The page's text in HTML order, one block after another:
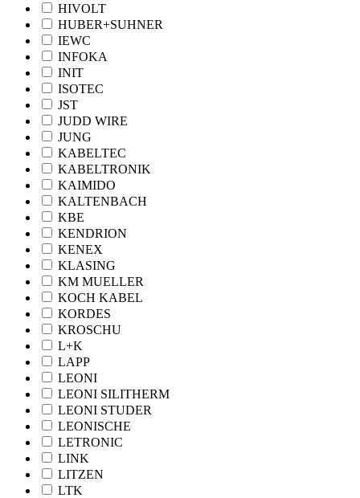
HIVOLT
HUBER+SUHNER
IEWC
INFOKA
INIT
ISOTEC
JST
JUDD WIRE
JUNG
KABELTEC
KABELTRONIK
KAIMIDO
KALTENBACH
KBE
KENDRION
KENEX
KLASING
KM MUELLER
KOCH KABEL
KORDES
KROSCHU
L+K
LAPP
LEONI
LEONI SILITHERM
LEONI STUDER
LEONISCHE
LETRONIC
LINK
LITZEN
LTK